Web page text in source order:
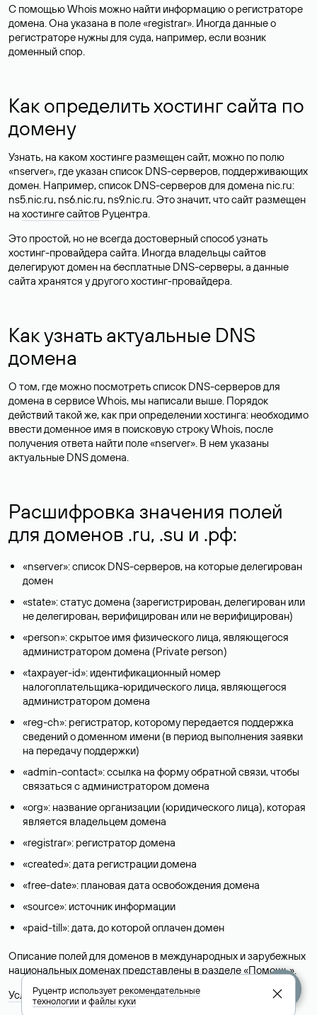
С помощью Whois можно найти информацию о регистраторе
домена. Она указана в поле «registrar». Иногда данные о
регистраторе нужны для суда, например, если возник
доменный спор.
Как определить хостинг сайта по
домену
Узнать, на каком хостинге размещен сайт, можно по полю
«nserver», где указан список DNS-серверов, поддерживающих
домен. Например, список DNS-серверов для домена nic.ru:
ns5.nic.ru, ns6.nic.ru, ns9.nic.ru. Это значит, что сайт размещен
на хостинге сайтов Руцентра.
Это простой, но не всегда достоверный способ узнать
хостинг-провайдера сайта. Иногда владельцы сайтов
делегируют домен на бесплатные DNS-серверы, а данные
сайта хранятся у другого хостинг-провайдера.
Как узнать актуальные DNS
домена
О том, где можно посмотреть список DNS-серверов для
домена в сервисе Whois, мы написали выше. Порядок
действий такой же, как при определении хостинга: необходимо
ввести доменное имя в поисковую строку Whois, после
получения ответа найти поле «nserver». В нем указаны
актуальные DNS домена.
Расшифровка значения полей
для доменов .ru, .su и .рф:
«nserver»: список DNS-серверов, на которые делегирован
домен
«state»: статус домена (зарегистрирован, делегирован или
не делегирован, верифицирован или не верифицирован)
«person»: скрытое имя физического лица, являющегося
администратором домена (Privatе person)
«taxpayer-id»: идентификационный номер
налогоплательщика-юридического лица, являющегося
администратором домена
«reg-ch»: регистратор, которому передается поддержка
сведений о доменном имени (в период выполнения заявки
на передачу поддержки)
«admin-contact»: ссылка на форму обратной связи, чтобы
связаться с администратором домена
«org»: название организации (юридического лица), которая
является владельцем домена
«registrar»: регистратор домена
«created»: дата регистрации домена
«free-date»: плановая дата освобождения домена
«source»: источник информации
«paid-till»: дата, до которой оплачен домен
Описание полей для доменов в международных и зарубежных
национальных доменах представлены в разделе «Помощь».
Условия использования Whois-сервиса
Руцентр используетрекомендательные
технологииифайлы куки